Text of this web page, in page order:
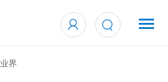
业界